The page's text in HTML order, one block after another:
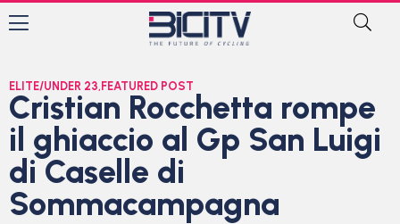
ELITE/UNDER 23, FEATURED POST
Cristian Rocchetta rompe
il ghiaccio al Gp San Luigi
di Caselle di
Sommacampagna